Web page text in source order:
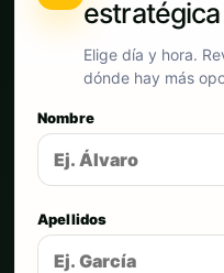
estratégica
Elige día y hora.
dónde hay más
Nombre
Apellidos